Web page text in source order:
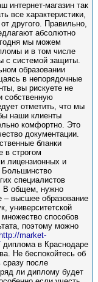
интернет-магазин так
все характеристики,
другого. Правильно,
абсолютно
мы можем
и в том числе
с системой защиты.
образовании
в непорядочные
вы рискуете не
собственную
отметить, что мы
наши клиенты
комфортно. Это
документации.
бланки
в строгом
лицензионных и
Большинство
специалистов
В общем, нужно
– высшее образование
университетской
способов
поэтому можно
http://market-
диплома в Краснодаре
Не беспокойтесь об
после
ли диплому будет